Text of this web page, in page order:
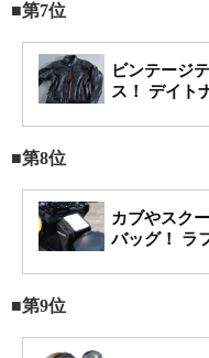
■第7位
ビンテージ
ス！ デイト
■第8位
カブやスク
バッグ！ ラ
■第9位